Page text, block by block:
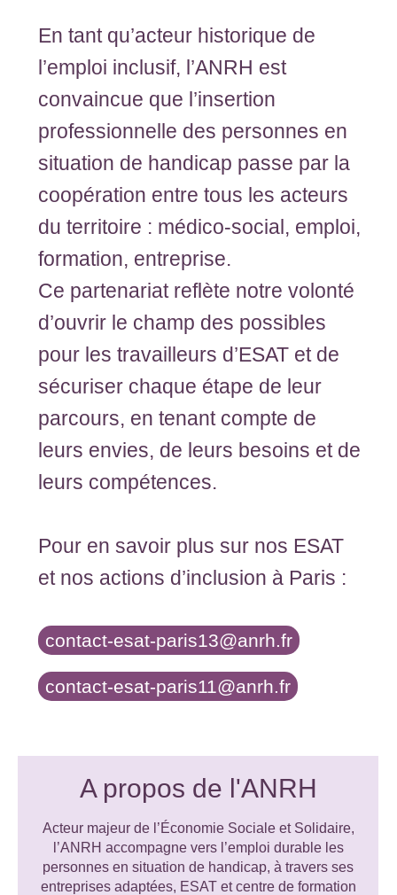
En tant qu’acteur historique de
l’emploi inclusif, l’ANRH est
convaincue que l’insertion
professionnelle des personnes en
situation de handicap passe par la
coopération entre tous les acteurs
du territoire : médico-social, emploi,
formation, entreprise.
Ce partenariat reflète notre volonté
d’ouvrir le champ des possibles
pour les travailleurs d’ESAT et de
sécuriser chaque étape de leur
parcours, en tenant compte de
leurs envies, de leurs besoins et de
leurs compétences.
Pour en savoir plus sur nos ESAT
et nos actions d’inclusion à Paris :
contact-esat-paris13@anrh.fr
contact-esat-paris11@anrh.fr
A propos de l'ANRH
Acteur majeur de l’Économie Sociale et Solidaire,
l’ANRH accompagne vers l’emploi durable les
personnes en situation de handicap, à travers ses
entreprises adaptées, ESAT et centre de formation